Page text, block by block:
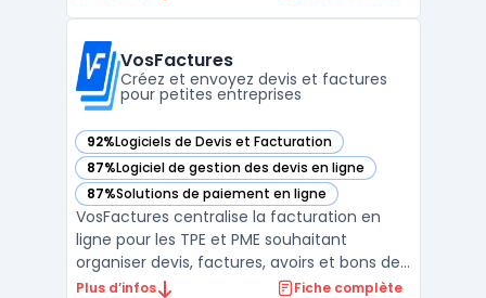
personnel et des flux financiers sur une
plateforme unique. Il cible les ...
VosFactures
Créez et envoyez devis et factures
pour petites entreprises
92%Logiciels de Devis et Facturation
— voir VosFactures dans cette catégorie
87%Logiciel de gestion des devis en ligne
— voir VosFactures dans cette catégorie
87%Solutions de paiement en ligne
— voir VosFactures dans cette catégorie
VosFactures centralise la facturation en
ligne pour les TPE et PME souhaitant
organiser devis, factures, avoirs et bons de
commande. Des professionnels confrontés
Plus d’infos Fiche complète